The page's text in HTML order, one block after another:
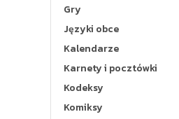
Gry
Języki obce
Kalendarze
Karnety i pocztówki
Kodeksy
Komiksy